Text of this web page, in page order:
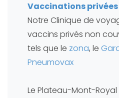
Vaccinations
Notre Clinique de
vaccins privés non
tels que le zona, le
Pneumovax
Le Plateau-Mont-Royal